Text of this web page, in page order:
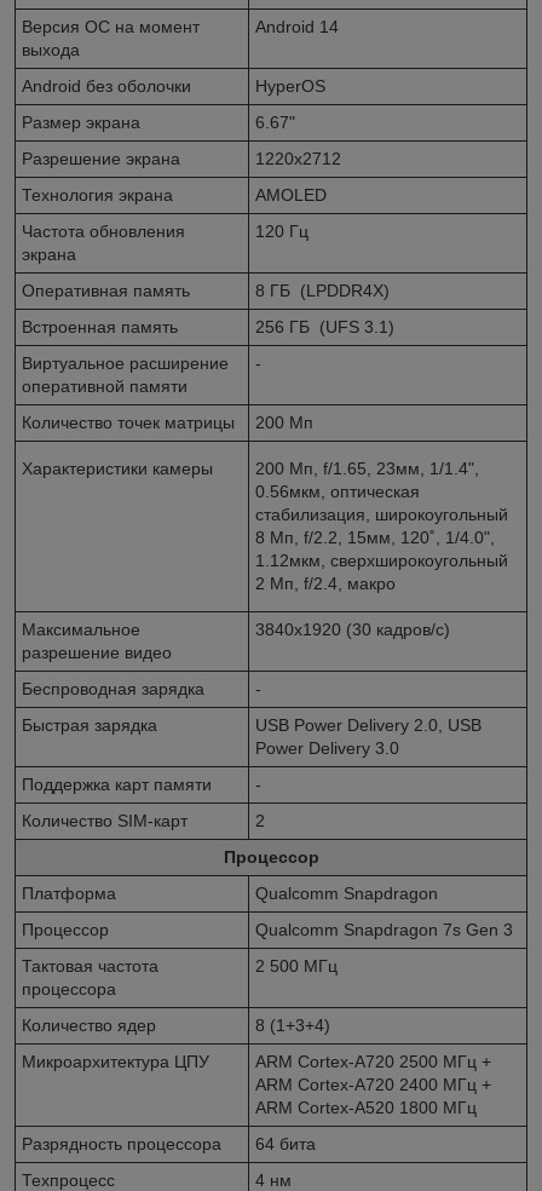
Версия ОС на момент
выхода
Android 14
Android без оболочки
HyperOS
Размер экрана
6.67"
Разрешение экрана
1220x2712
Технология экрана
AMOLED
Частота обновления
экрана
120 Гц
Оперативная память
8 ГБ (LPDDR4X)
Встроенная память
256 ГБ (UFS 3.1)
Виртуальное расширение
оперативной памяти
-
Количество точек матрицы 200 Мп
Характеристики камеры
200 Мп, f/1.65, 23мм, 1/1.4",
0.56мкм, оптическая
стабилизация, широкоугольный
8 Мп, f/2.2, 15мм, 120˚, 1/4.0",
1.12мкм, сверхширокоугольный
2 Мп, f/2.4, макро
Максимальное
разрешение видео
3840x1920 (30 кадров/с)
Беспроводная зарядка
-
Быстрая зарядка
USB Power Delivery 2.0, USB
Power Delivery 3.0
Поддержка карт памяти
-
Количество SIM-карт
2
Процессор
Платформа
Qualcomm Snapdragon
Процессор
Qualcomm Snapdragon 7s Gen 3
Тактовая частота
процессора
2 500 МГц
Количество ядер
8 (1+3+4)
Микроархитектура ЦПУ
ARM Cortex-A720 2500 МГц +
ARM Cortex-A720 2400 МГц +
ARM Cortex-A520 1800 МГц
Разрядность процессора
64 бита
Техпроцесс
4 нм